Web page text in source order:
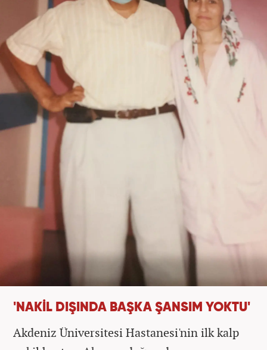
'NAKİL DIŞINDA BAŞKA ŞANSIM YOKTU'
Akdeniz Üniversitesi Hastanesi'nin ilk kalp